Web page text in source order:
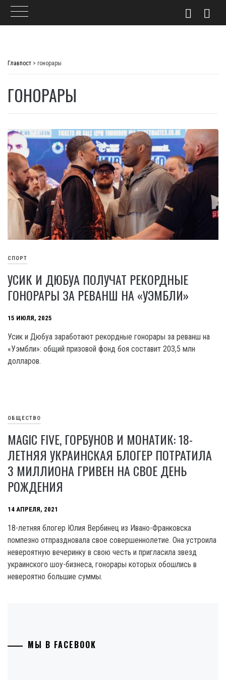
Главпост > гонорары
ГОНОРАРЫ
СПОРТ
УСИК И ДЮБУА ПОЛУЧАТ РЕКОРДНЫЕ
ГОНОРАРЫ ЗА РЕВАНШ НА «УЭМБЛИ»
15 ИЮЛЯ, 2025
Усик и Дюбуа заработают рекордные гонорары за реванш на
«Уэмбли»: общий призовой фонд боя составит 203,5 млн
долларов.
ОБЩЕСТВО
MAGIC FIVE, ГОРБУНОВ И МОНАТИК: 18-
ЛЕТНЯЯ УКРАИНСКАЯ БЛОГЕР ПОТРАТИЛА
3 МИЛЛИОНА ГРИВЕН НА СВОЕ ДЕНЬ
РОЖДЕНИЯ
14 АПРЕЛЯ, 2021
18-летняя блогер Юлия Вербинец из Ивано-Франковска
помпезно отпраздновала свое совершеннолетие. Она устроила
невероятную вечеринку в свою честь и пригласила звезд
украинского шоу-бизнеса, гонорары которых обошлись в
невероятно большие суммы.
МЫ В FACEBOOK